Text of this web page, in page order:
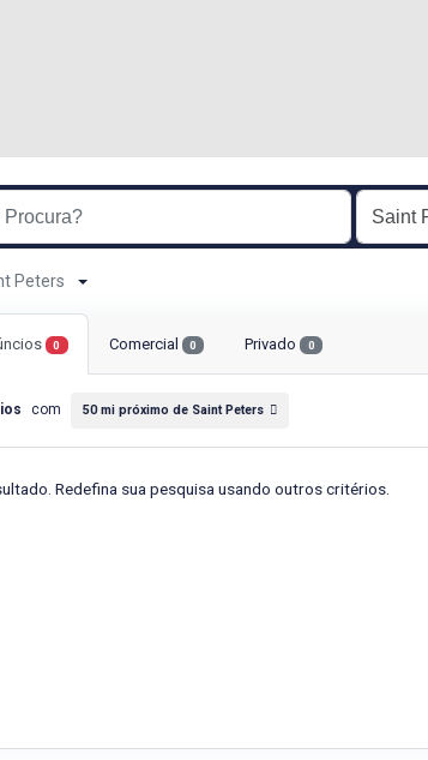
Peters
0 Comercial 0 Privado 0
com 50 mi próximo de Saint Peters
Redefina sua pesquisa usando outros critérios.